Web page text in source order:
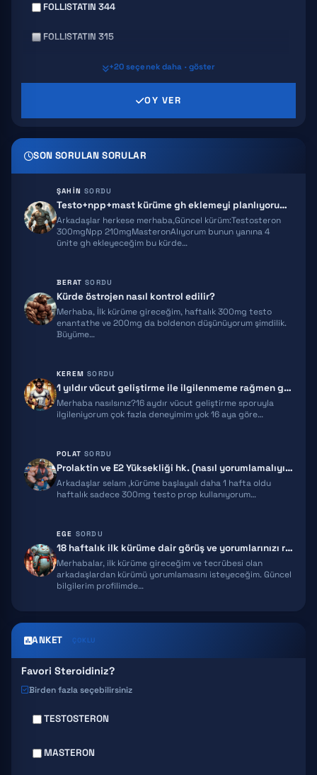
FOLLISTATIN 344
FOLLISTATIN 315
HEXARELIN
SERMORELIN
MOCT-C
IPT 141
TB500
TRIPTORELIN
ACE031
HGH FRAGMENT
GNRH
MGF
MELANOTAN 2
EPITALON
+20 seçenek daha · göster
OY VER
SON SORULAN SORULAR
ŞAHIN SORDU
Testo+npp+mast kürüme gh eklemeyi planlıyorum ekstra önerileriniz olur…
Arkadaşlar herkese merhaba,Güncel kürüm:Testosteron
300mgNpp 210mgMasteronAlıyorum bunun yanına 4
ünite gh ekleyeceğim bu kürde…
BERAT SORDU
Kürde östrojen nasıl kontrol edilir?
Merhaba, İlk kürüme gireceğim, haftalık 300mg testo
enantathe ve 200mg da boldenon düşünüyorum şimdilik.
Büyüme…
KEREM SORDU
1 yıldır vücut geliştirme ile ilgilenmeme rağmen gelişimim yeterli gel…
Merhaba nasılsınız?16 aydır vücut geliştirme sporuyla
ilgileniyorum çok fazla deneyimim yok 16 aya göre…
POLAT SORDU
Prolaktin ve E2 Yüksekliği hk. (nasıl yorumlamalıyım)
Arkadaşlar selam ,kürüme başlayalı daha 1 hafta oldu
haftalık sadece 300mg testo prop kullanıyorum…
EGE SORDU
18 haftalık ilk kürüme dair görüş ve yorumlarınızı rica ediyorum!
Merhabalar, ilk kürüme gireceğim ve tecrübesi olan
arkadaşlardan kürümü yorumlamasını isteyeceğim. Güncel
bilgilerim profilimde…
ANKET ÇOKLU
Favori Steroidiniz?
Birden fazla seçebilirsiniz
TESTOSTERON
MASTERON